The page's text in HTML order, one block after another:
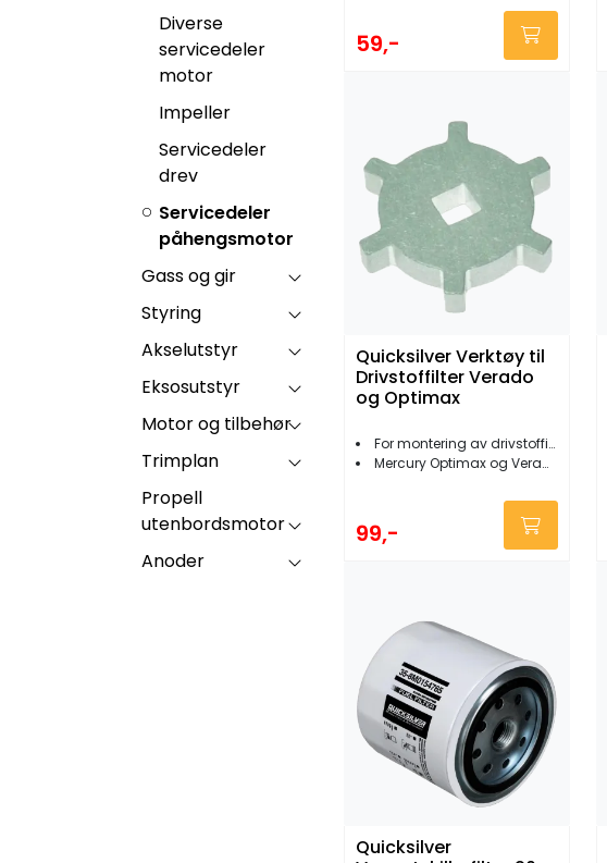
Diverse
servicedeler
motor
Impeller
Servicedeler
drev
Servicedeler
påhengsmotor
Gass og gir
Styring
Akselutstyr
Eksosutstyr
Motor og tilbehør
Trimplan
Propell
utenbordsmotor
Anoder
59,-
Quicksilver Verktøy til
Drivstoffilter Verado
og Optimax
For montering av drivstoffilter
Mercury Optimax og Verado
99,-
Quicksilver